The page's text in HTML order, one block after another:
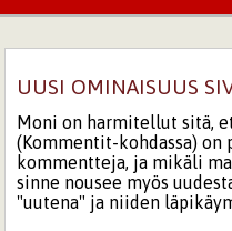
UUSI OMINAISUUS
Moni on harmitellut sitä,
(Kommentit-kohdassa) on
kommentteja, ja mikäli
sinne nousee myös
"uutena" ja niiden